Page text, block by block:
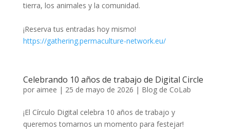
tierra, los animales y la comunidad.
¡Reserva tus entradas hoy mismo!
https://gathering.permaculture-network.eu/
Celebrando 10 años de trabajo de Digital Circle
por aimee | 25 de mayo de 2026 | Blog de CoLab
¡El Círculo Digital celebra 10 años de trabajo y
queremos tomarnos un momento para festejar!